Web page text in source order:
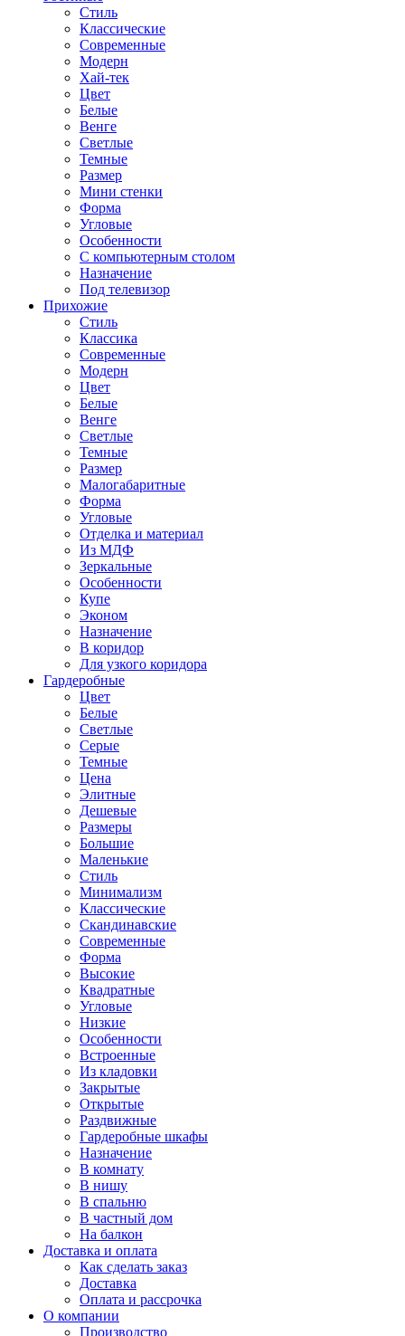
Стиль
Классические
Современные
Модерн
Хай-тек
Цвет
Белые
Венге
Светлые
Темные
Размер
Мини стенки
Форма
Угловые
Особенности
С компьютерным столом
Назначение
Под телевизор
Прихожие
Стиль
Классика
Современные
Модерн
Цвет
Белые
Венге
Светлые
Темные
Размер
Малогабаритные
Форма
Угловые
Отделка и материал
Из МДФ
Зеркальные
Особенности
Купе
Эконом
Назначение
В коридор
Для узкого коридора
Гардеробные
Цвет
Белые
Светлые
Серые
Темные
Цена
Элитные
Дешевые
Размеры
Большие
Маленькие
Стиль
Минимализм
Классические
Скандинавские
Современные
Форма
Высокие
Квадратные
Угловые
Низкие
Особенности
Встроенные
Из кладовки
Закрытые
Открытые
Раздвижные
Гардеробные шкафы
Назначение
В комнату
В нишу
В спальню
В частный дом
На балкон
Доставка и оплата
Как сделать заказ
Доставка
Оплата и рассрочка
О компании
Производство